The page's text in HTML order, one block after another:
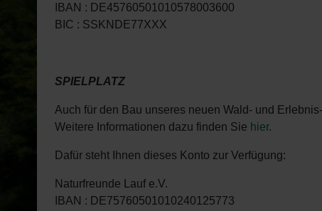
IBAN : DE45760501010578003600
BIC : SSKNDE77XXX
SPIELPLATZ
Auch für den Bau unseres neuen Wald- und
Weitere Informationen dazu finden Sie hier.
Dafür steht Ihnen dieses Konto zur Verfügung:
Naturfreunde Lauf e.V.
IBAN : DE75760501010240125773